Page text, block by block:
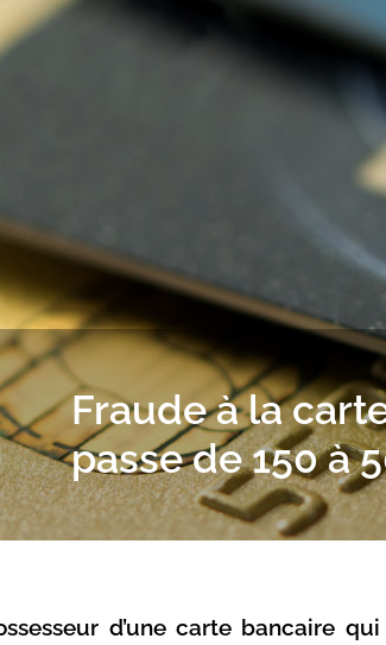
Fraude à la
passe de 150 à
d’une carte bancaire